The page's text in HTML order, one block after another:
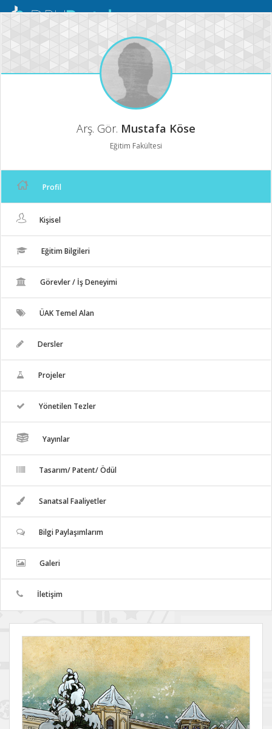
Mobil
Arş. Gör. Mustafa Köse
Eğitim Fakültesi
Profil
Kişisel
Eğitim Bilgileri
Görevler / İş Deneyimi
ÜAK Temel Alan
Dersler
Projeler
Yönetilen Tezler
Yayınlar
Tasarım/ Patent/ Ödül
Sanatsal Faaliyetler
Bilgi Paylaşımlarım
Galeri
İletişim